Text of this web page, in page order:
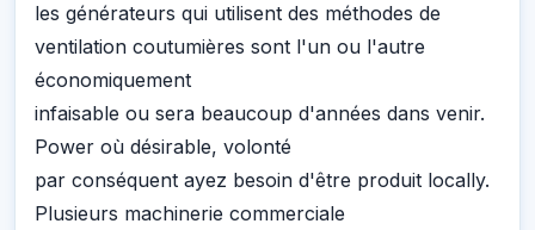
les générateurs qui utilisent des méthodes de
ventilation coutumières sont l'un ou l'autre
économiquement
infaisable ou sera beaucoup d'années dans venir.
Power où désirable, volonté
par conséquent ayez besoin d'être produit locally.
Plusieurs machinerie commerciale